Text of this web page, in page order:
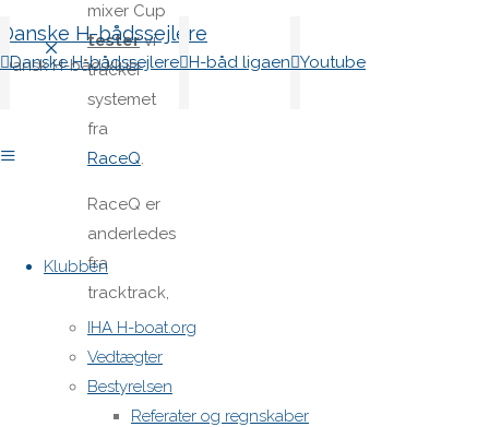
for:
Danske H-bådssejlere
Dansk H-båd klub
Danske H-bådssejlere H-båd ligaen Youtube
Klubben
IHA H-boat.org
Vedtægter
Bestyrelsen
Referater og regnskaber
mixer Cup
testervi
tracker
systemet
fra
RaceQ.
RaceQ er
anderledes
fra
tracktrack,
som vi
kender :
RaceQ er
gratis og